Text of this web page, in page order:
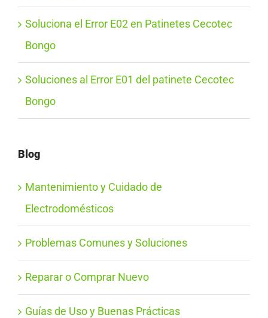
Soluciona el Error E02 en Patinetes Cecotec
Bongo
Soluciones al Error E01 del patinete Cecotec
Bongo
Blog
Mantenimiento y Cuidado de
Electrodomésticos
Problemas Comunes y Soluciones
Reparar o Comprar Nuevo
Guías de Uso y Buenas Prácticas